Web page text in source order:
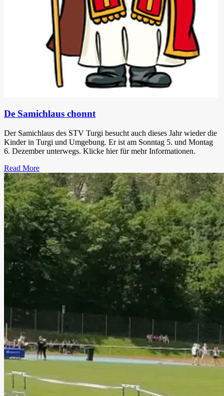
De Samichlaus chonnt
Der Samichlaus des STV Turgi besucht auch dieses Jahr wieder die
Kinder in Turgi und Umgebung. Er ist am Sonntag 5. und Montag
6. Dezember unterwegs. Klicke hier für mehr Informationen.
Read More